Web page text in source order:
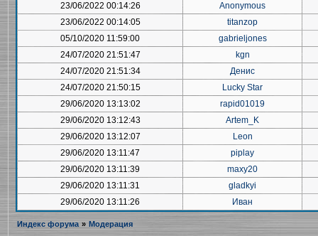
23/06/2022 00:14:26
Anonymous
23/06/2022 00:14:05
titanzop
05/10/2020 11:59:00
gabrieljones
24/07/2020 21:51:47
kgn
24/07/2020 21:51:34
Денис
24/07/2020 21:50:15
Lucky Star
29/06/2020 13:13:02
rapid01019
29/06/2020 13:12:43
Artem_K
29/06/2020 13:12:07
Leon
29/06/2020 13:11:47
piplay
29/06/2020 13:11:39
maxy20
29/06/2020 13:11:31
gladkyi
29/06/2020 13:11:26
Иван
Индекс форума » Модерация